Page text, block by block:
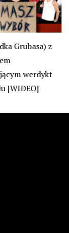
Grubasa) z
werdykt
[WIDEO]